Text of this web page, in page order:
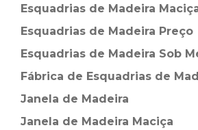
Esquadrias de Madeira
Esquadrias de Madeira Preço
Esquadrias de Madeira Sob
Fábrica de Esquadrias de
Janela de Madeira
Janela de Madeira Maciça